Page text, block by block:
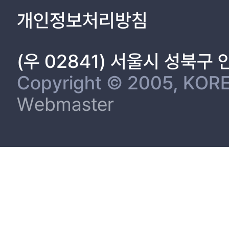
개인정보처리방침
(우 02841) 서울시 성북구
Copyright © 2005,
Webmaster